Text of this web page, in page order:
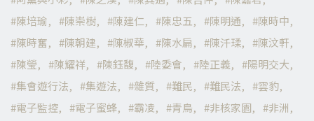
陳培瑜
陳崇樹 陳建仁 陳忠五 陳明通
陳時中
陳時奮
陳朝建 陳椒華 陳水扁 陳汘瑈
陳汶軒
陳瑩
陳耀祥 陳鈺馥 陸委會 陸正義
陽明交大
集會遊行法
集遊法 雜質 難民 難民法
雲豹
電子監控
電子蜜蜂 霸凌 青鳥 非核家園
非洲